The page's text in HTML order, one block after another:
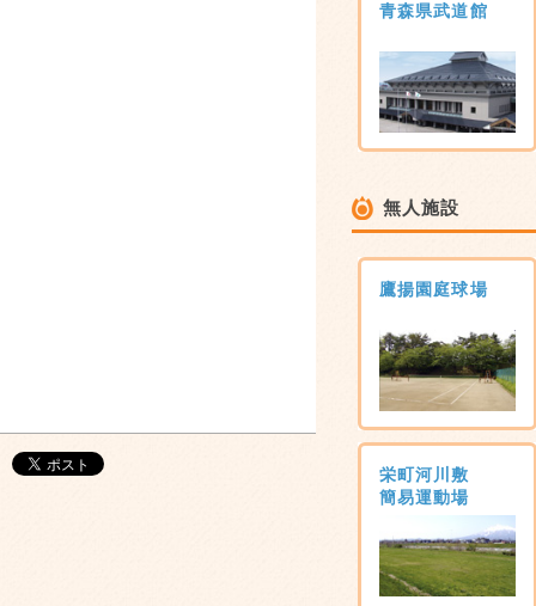
青森県武道館
無人施設
鷹揚園庭球場
栄町河川敷
簡易運動場